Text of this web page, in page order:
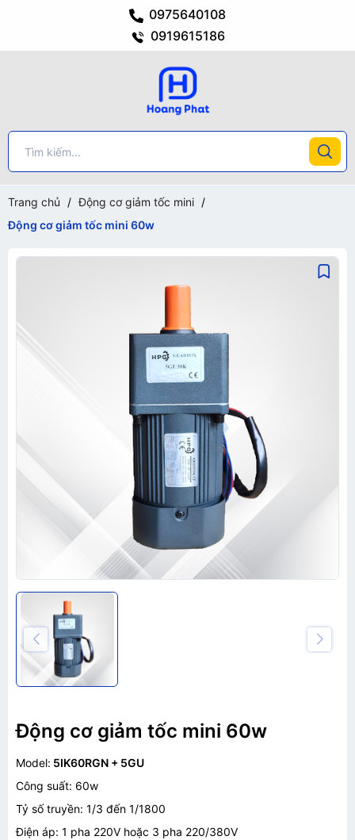
0975640108
0919615186
Trang chủ / Động cơ giảm tốc mini /
Động cơ giảm tốc mini 60w
Động cơ giảm tốc mini 60w
Model: 5IK60RGN + 5GU
Công suất: 60w
Tỷ số truyền: 1/3 đến 1/1800
Điện áp: 1 pha 220V hoặc 3 pha 220/380V